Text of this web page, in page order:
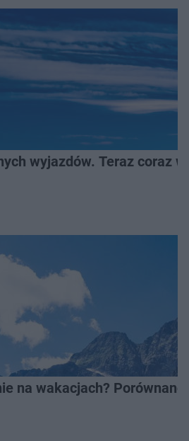
wyjazdów. Teraz coraz
na wakacjach? Porównano